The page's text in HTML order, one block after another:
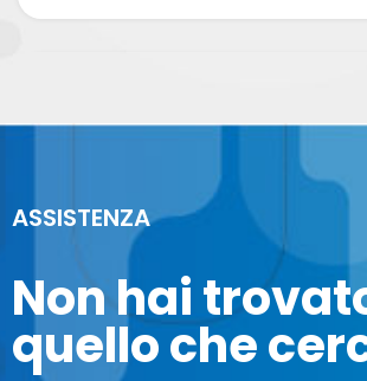
ASSISTENZA
Non hai
quello che